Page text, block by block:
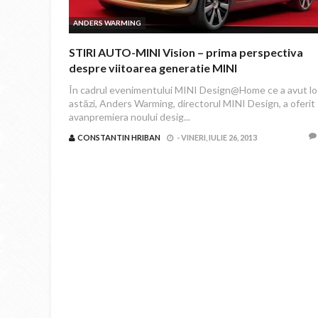
ANDERS WARMING
STIRI AUTO-MINI Vision – prima perspectiva
despre viitoarea generatie MINI
În cadrul evenimentului MINI Design@Home ce a avut
astăzi, Anders Warming, directorul MINI Design, a oferit
avanpremiera noului desig...
CONSTANTIN HRIBAN -VINERI, IULIE 26, 2013